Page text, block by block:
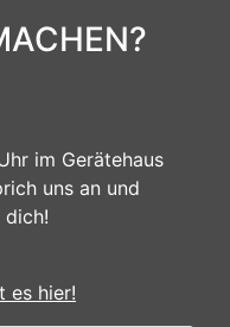
im Gerätehaus
uns an und
dich!
es hier!